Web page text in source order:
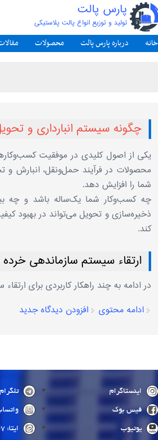
پارس پالت
تولید و توزیع انواع پالت پلاستیکی
خانه درباره پارس پالت محصولات
چگونه سیستم انبارداری و
یکی از اصول کلیدی در موفقیت
محصولات در فرآیند حمل‌ونقل، انبارش و
شما را افزایش دهد.
چه کسب‌وکار شما یک‌ساله باشد و چه
ذخیره‌سازی و تحویل می‌تواند در بهبود
کند.
ارتقاء سیستم سازماندهی
در ادامه به چند راهکار کاربردی برای
ادامه محتوی
افزودن دیدگاه جدید
صفحه‌ها
اینستاگرام
فیس بوک
یوتیوب
تلگرام:
واتساپ:
ایتا: 09127951647